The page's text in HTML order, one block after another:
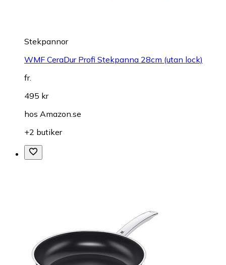
Stekpannor
WMF CeraDur Profi Stekpanna 28cm (utan lock)
fr.
495 kr
hos Amazon.se
+2 butiker